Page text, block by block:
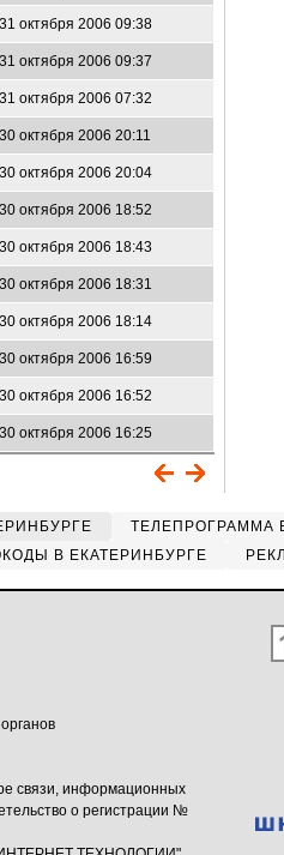
31 октября 2006 09:38
31 октября 2006 09:37
31 октября 2006 07:32
30 октября 2006 20:11
30 октября 2006 20:04
30 октября 2006 18:52
30 октября 2006 18:43
30 октября 2006 18:31
30 октября 2006 18:14
30 октября 2006 16:59
30 октября 2006 16:52
30 октября 2006 16:25
ТЕЛЕПРОГРАММА
В ЕКАТЕРИНБУРГЕ
связи, информационных
о регистрации №